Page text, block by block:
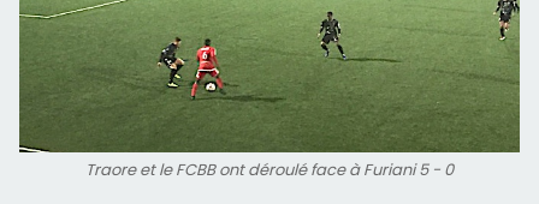
Traore et le FCBB ont déroulé face à Furiani 5 - 0